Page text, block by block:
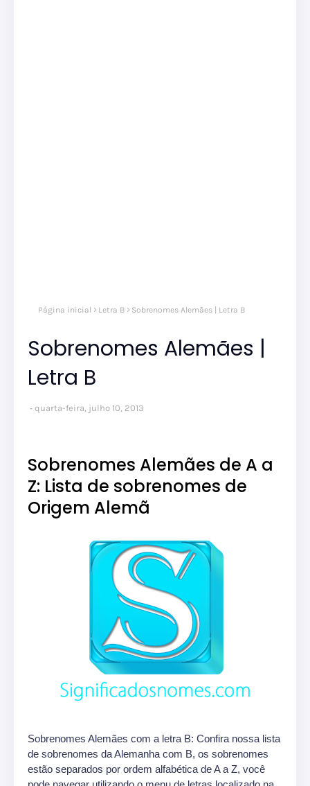
Página inicial Letra B Sobrenomes Alemães | Letra B
Sobrenomes Alemães |
Letra B
quarta-feira, julho 10, 2013
Sobrenomes Alemães de A a
Z: Lista de sobrenomes de
Origem Alemã
Sobrenomes Alemães com a letra B: Confira nossa lista
de sobrenomes da Alemanha com B, os sobrenomes
estão separados por ordem alfabética de A a Z, você